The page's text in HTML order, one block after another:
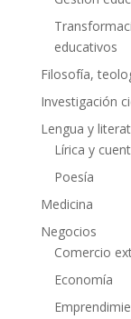
educativos
Filosofía,
Investigación
Lengua y
Lírica y
Poesía
Medicina
Negocios
Comercio
Economía